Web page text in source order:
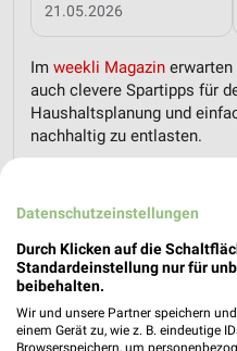
21.05.2026
Im weekli Magazin erwarten
auch clevere Spartipps für
Haushaltsplanung und
nachhaltig zu entlasten.
weekli -
Alle REWE Angebote immer
Datenschutzeinstellungen
Durch Klicken auf die
Standardeinstellung nur für
beibehalten.
Wir und unsere Partner speichern
einem Gerät zu, wie z. B. eindeutige
Browserspeichern, um